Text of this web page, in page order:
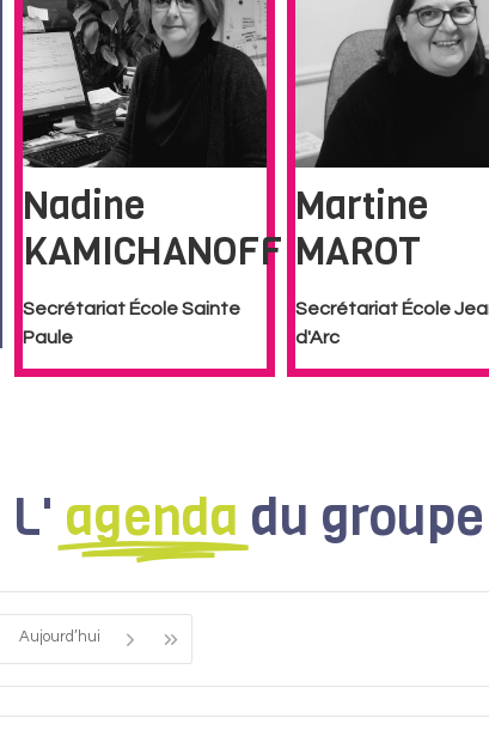
Nadine
KAMICHANOFF
Secrétariat École Sainte
Paule
Martine
MAROT
Secrétariat École
d'Arc
L' agenda du
Aujourd’hui